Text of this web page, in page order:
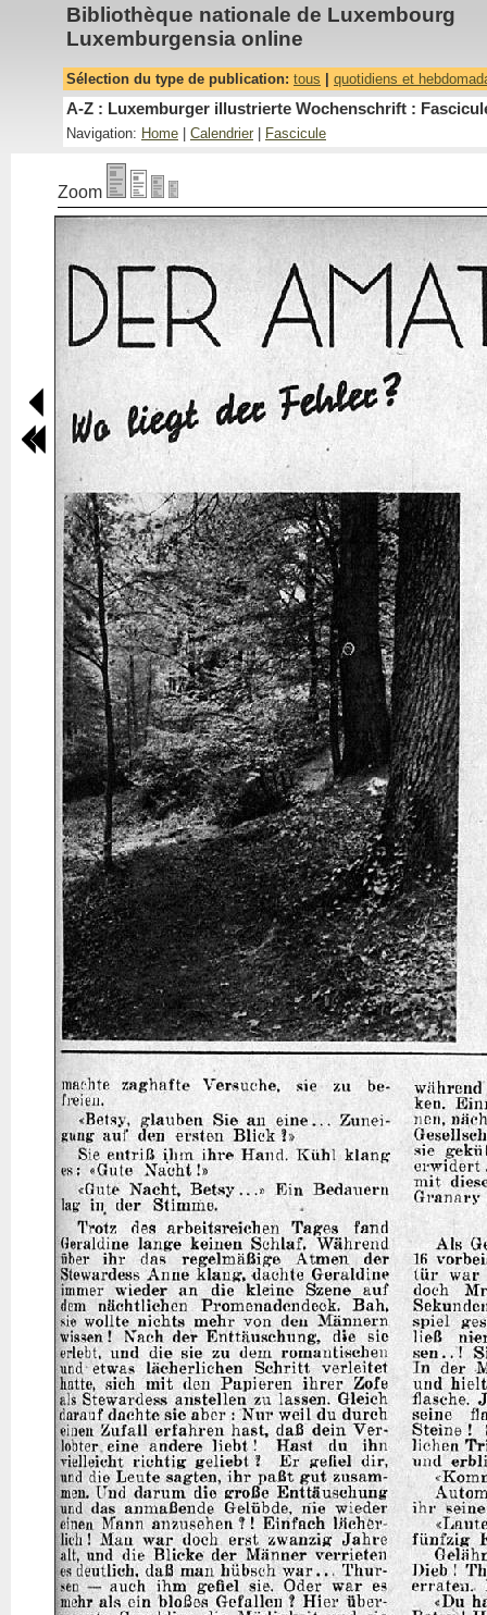
Bibliothèque nationale de Luxembourg
Luxemburgensia online
Sélection du type de publication: tous quotidiens et
A-Z : Luxemburger illustrierte Wochenschrift :
Navigation: Home Calendrier Fascicule
Zoom